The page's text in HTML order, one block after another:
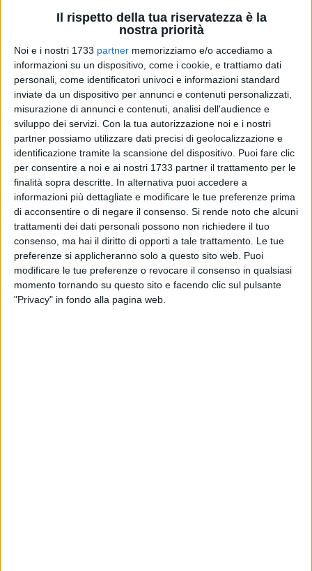
Il rispetto della tua riservatezza è la
nostra priorità
Noi e i nostri 1733 partner memorizziamo e/o accediamo a
informazioni su un dispositivo, come i cookie, e trattiamo dati
personali, come identificatori univoci e informazioni standard
inviate da un dispositivo per annunci e contenuti personalizzati,
misurazione di annunci e contenuti, analisi dell'audience e
sviluppo dei servizi. Con la tua autorizzazione noi e i nostri
partner possiamo utilizzare dati precisi di geolocalizzazione e
identificazione tramite la scansione del dispositivo. Puoi fare clic
per consentire a noi e ai nostri 1733 partner il trattamento per le
finalità sopra descritte. In alternativa puoi accedere a
informazioni più dettagliate e modificare le tue preferenze prima
di acconsentire o di negare il consenso. Si rende noto che alcuni
trattamenti dei dati personali possono non richiedere il tuo
consenso, ma hai il diritto di opporti a tale trattamento. Le tue
preferenze si applicheranno solo a questo sito web. Puoi
modificare le tue preferenze o revocare il consenso in qualsiasi
momento tornando su questo sito e facendo clic sul pulsante
"Privacy" in fondo alla pagina web.
CINZIA MONTEDORO
La solennità dell'Immacolata concezione è un punto di
svolta nel cammino dell'Avvento.
L'accensione dei falò la sera del 7 dicembre, nella Vigilia
della festività, è una delle tradizioni che si perde nella notte
dei tempi eppure resta molto sentita a Bisceglie.
Accompagnati da libagioni e degustazioni gastronomiche, i
falò rappresentano ancora oggi un momento di unione e
condivisione per tutta la cittadinanza che accoglie, oltre al
significato cristiano - l'accensione del fuoco ricorda la
Madonna che asciuga i panni lavati del Bambino Gesù -
anche quello della purificazione e rigenerazione periodica